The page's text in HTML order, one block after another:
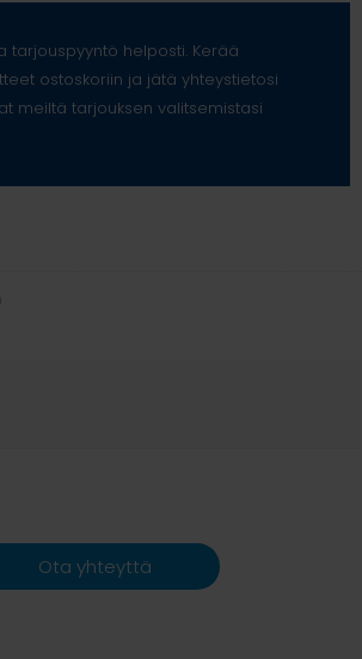
tarjouspyyntö helposti. Kerää
ostoskoriin ja jätä yhteystietosi
meiltä tarjouksen valitsemistasi
Ota yhteyttä